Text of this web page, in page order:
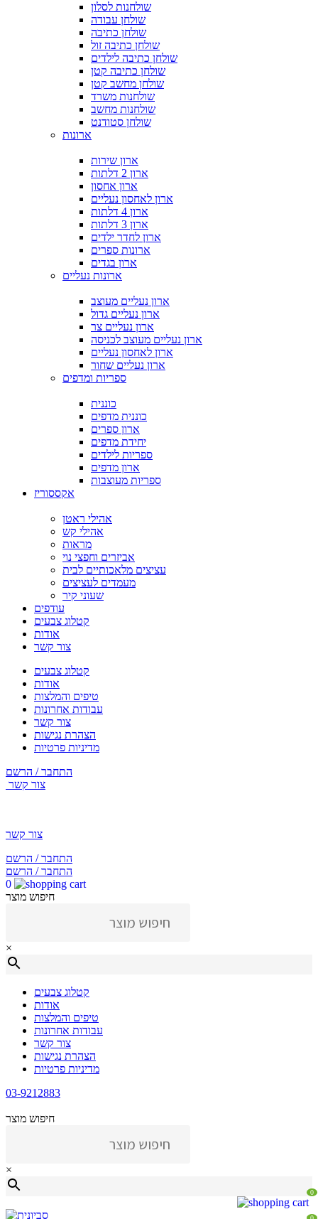
שולחנות לסלון
שולחן עבודה
שולחן כתיבה
שולחן כתיבה זול
שולחן כתיבה לילדים
שולחן כתיבה קטן
שולחן מחשב קטן
שולחנות משרד
שולחנות מחשב
שולחן סטודנט
ארונות
ארון שירות
ארון 2 דלתות
ארון אחסון
ארון לאחסון נעליים
ארון 4 דלתות
ארון 3 דלתות
ארון לחדר ילדים
ארונות ספרים
ארון בגדים
ארונות נעליים
ארון נעליים מעוצב
ארון נעליים גדול
ארון נעליים צר
ארון נעליים מעוצב לכניסה
ארון לאחסון נעליים
ארון נעליים שחור
ספריות ומדפים
כוננית
כוננית מדפים
ארון ספרים
יחידת מדפים
ספריות לילדים
ארון מדפים
ספריות מעוצבות
אקססוריז
אהילי ראטן
אהילי קש
מראות
אביזרים וחפצי נוי
עציצים מלאכותיים לבית
מעמדים לעציצים
שעוני קיר
עודפים
קטלוג צבעים
אודות
צור קשר
קטלוג צבעים
אודות
טיפים והמלצות
עבודות אחרונות
צור קשר
הצהרת נגישות
מדיניות פרטיות
התחבר / הרשם
צור קשר
צור קשר
התחבר / הרשם
התחבר / הרשם
0
חיפוש מוצר
×
קטלוג צבעים
אודות
טיפים והמלצות
עבודות אחרונות
צור קשר
הצהרת נגישות
מדיניות פרטיות
03-9212883
חיפוש מוצר
×
0